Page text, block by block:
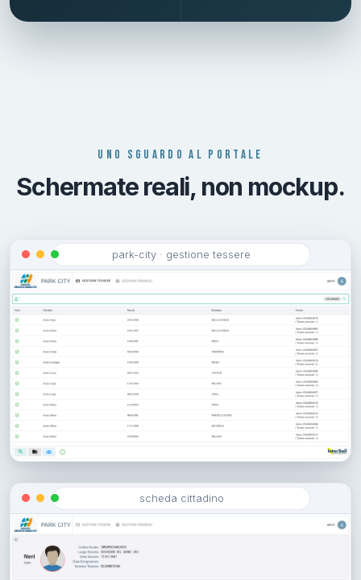
UNO SGUARDO AL PORTALE
Schermate reali, non mockup.
park-city · gestione tessere
scheda cittadino